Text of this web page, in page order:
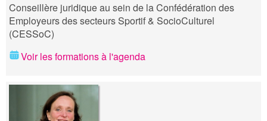
Conseillère juridique au sein de la Confédération des
Employeurs des secteurs Sportif & SocioCulturel
(CESSoC)
Voir les formations à l'agenda